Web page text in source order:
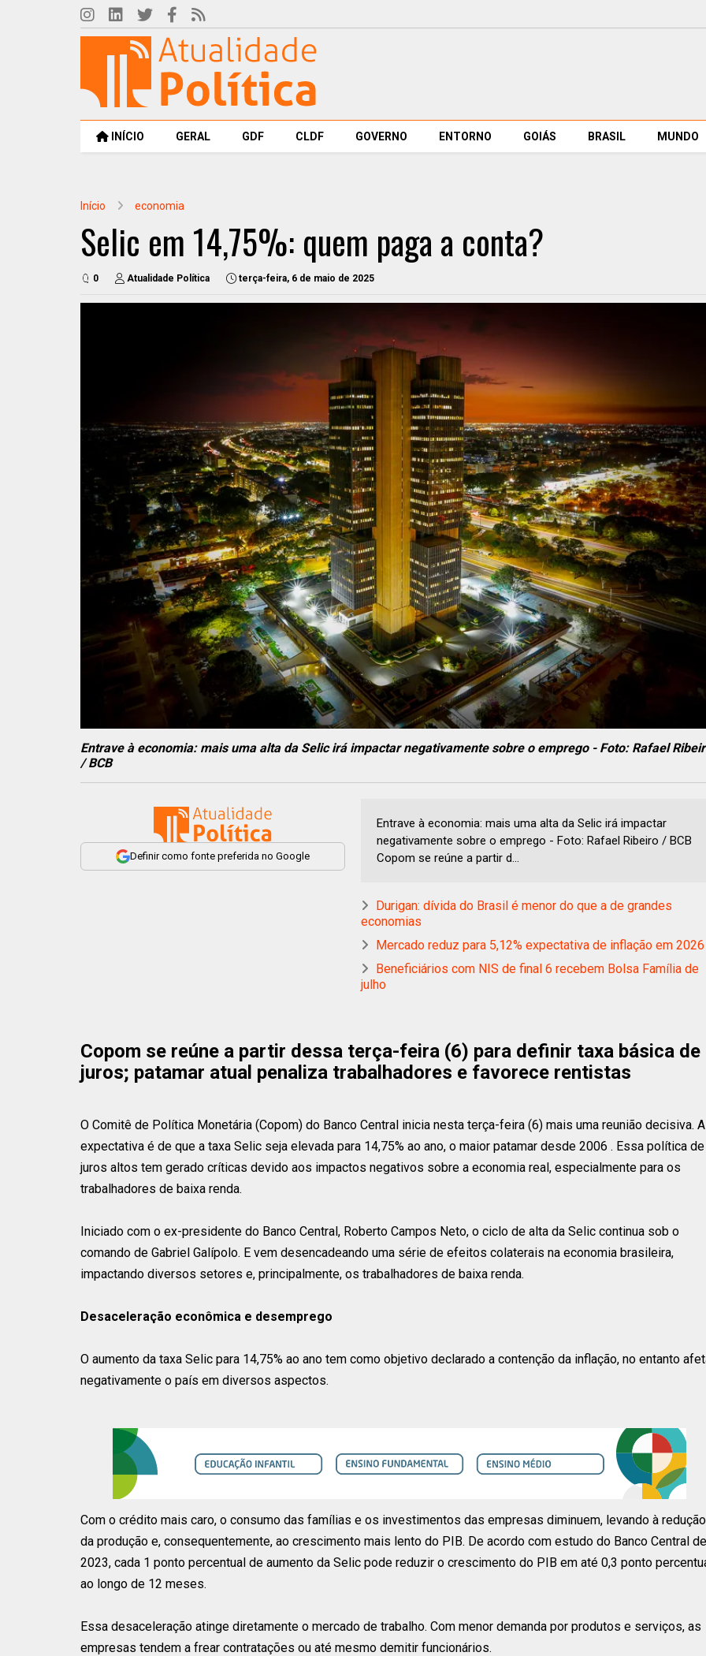
INÍCIO GERAL GDF CLDF GOVERNO ENTORNO GOIÁS BRASIL MUNDO
Início economia
Selic em 14,75%: quem paga a conta?
0 Atualidade Política terça-feira, 6 de maio de 2025
Entrave à economia: mais uma alta da Selic irá impactar negativamente sobre o emprego - Foto: Rafael
/ BCB
Definir como fonte preferida no Google
Entrave à economia: mais uma alta da Selic irá impactar
negativamente sobre o emprego - Foto: Rafael Ribeiro / BCB
Copom se reúne a partir d...
Durigan: dívida do Brasil é menor do que a de grandes
economias
Mercado reduz para 5,12% expectativa de inflação em 2026
Beneficiários com NIS de final 6 recebem Bolsa Família de
julho
Copom se reúne a partir dessa terça-feira (6) para definir taxa básica de
juros; patamar atual penaliza trabalhadores e favorece rentistas
O Comitê de Política Monetária (Copom) do Banco Central inicia nesta terça-feira (6) mais uma reunião decisiva. A
expectativa é de que a taxa Selic seja elevada para 14,75% ao ano, o maior patamar desde 2006 . Essa política de
juros altos tem gerado críticas devido aos impactos negativos sobre a economia real, especialmente para os
trabalhadores de baixa renda.
Iniciado com o ex-presidente do Banco Central, Roberto Campos Neto, o ciclo de alta da Selic continua sob o
comando de Gabriel Galípolo. E vem desencadeando uma série de efeitos colaterais na economia brasileira,
impactando diversos setores e, principalmente, os trabalhadores de baixa renda.
Desaceleração econômica e desemprego
O aumento da taxa Selic para 14,75% ao ano tem como objetivo declarado a contenção da inflação, no entanto
negativamente o país em diversos aspectos.
Com o crédito mais caro, o consumo das famílias e os investimentos das empresas diminuem, levando à redução
da produção e, consequentemente, ao crescimento mais lento do PIB. De acordo com estudo do Banco Central de
2023, cada 1 ponto percentual de aumento da Selic pode reduzir o crescimento do PIB em até 0,3 ponto
ao longo de 12 meses.
Essa desaceleração atinge diretamente o mercado de trabalho. Com menor demanda por produtos e serviços, as
empresas tendem a frear contratações ou até mesmo demitir funcionários.